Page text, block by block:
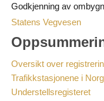
Godkjenning av
Statens Vegvesen
Oversikt over
Trafikkstasjonene i
Understellsregisteret